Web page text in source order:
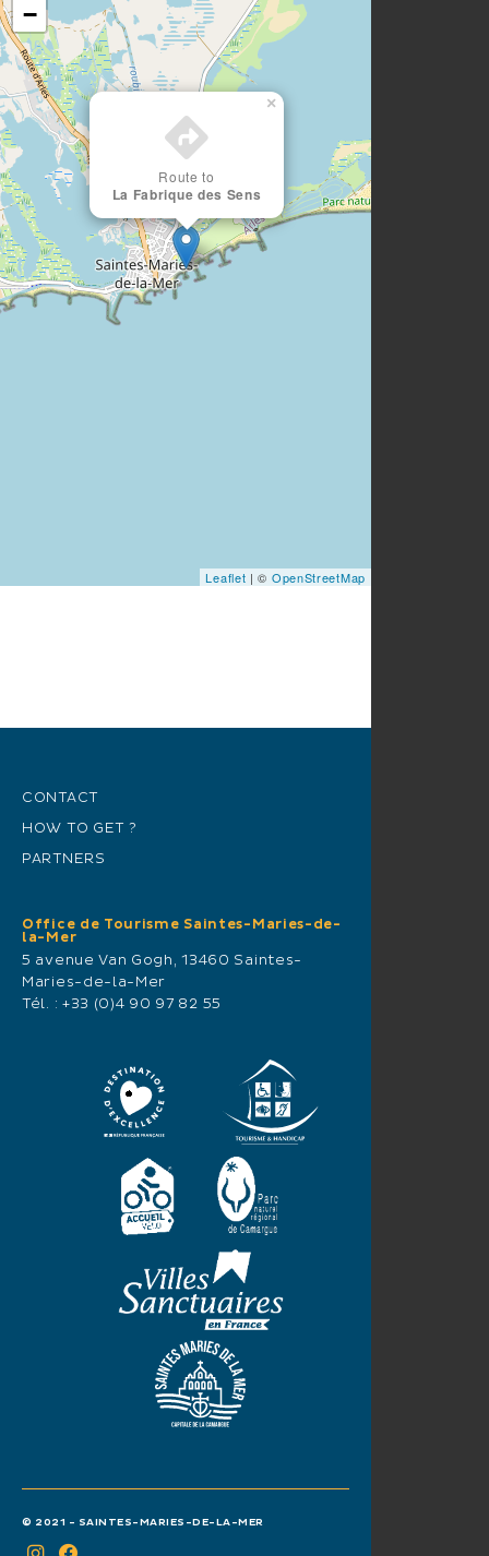
Route to
La Fabrique des Sens
×
−
Leaflet | © OpenStreetMap
CONTACT
HOW TO GET ?
PARTNERS
Office de Tourisme Saintes-Maries-de-
la-Mer
5 avenue Van Gogh, 13460 Saintes-
Maries-de-la-Mer
Tél. : +33 (0)4 90 97 82 55
© 2021 - SAINTES-MARIES-DE-LA-MER